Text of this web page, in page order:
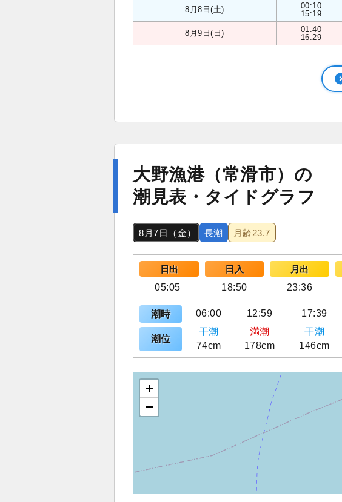
8月8日(土)
00:10
15:19
8月9日(日)
01:40
16:29
大野漁港（常滑市）の
潮見表・タイドグラフ
8月7日（金） 長潮 月齢23.7
日出 日入 月出
05:05
18:50 23:36
潮時 06:00 12:59 17:39
潮位
干潮 満潮 干潮
74cm
178cm 146cm
+
−